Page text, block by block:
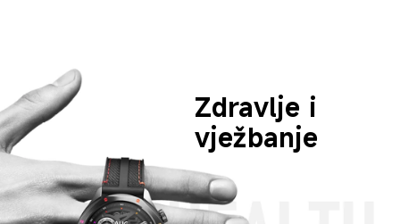
Zdravlje i
vježbanje